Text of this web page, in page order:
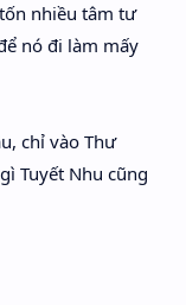
nhiều tâm tư
nó đi làm mấy
chỉ vào Thư
Tuyết Nhu cũng